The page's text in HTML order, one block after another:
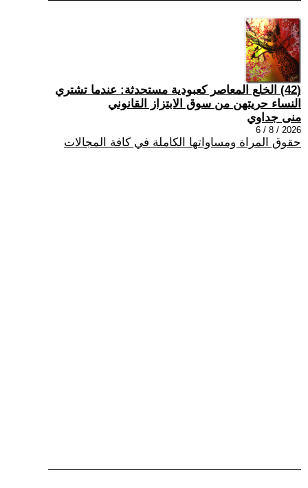
(42) الخلع المعاصر كعبودية مستحدثة: عندما تشتري
النساء حريتهن من سوق الابتزاز القانوني
منى جداوي
2026 / 8 / 6
حقوق المراة ومساواتها الكاملة في كافة المجالات